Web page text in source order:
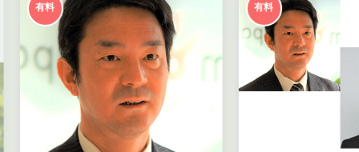
有料 有料